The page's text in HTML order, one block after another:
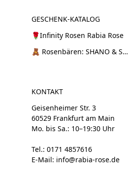
GESCHENK-KATALOG
🌹Infinity Rosen Rabia Rose
🧸 Rosenbären: SHANO & SHANI
KONTAKT
Geisenheimer Str. 3
60529 Frankfurt am Main
Mo. bis Sa.: 10–19:30 Uhr
Tel.: 0171 4857616
E-Mail: info@rabia-rose.de